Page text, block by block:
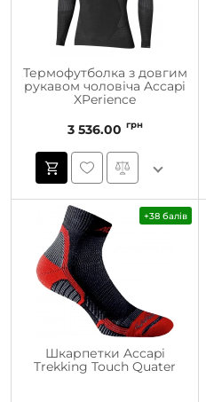
Термофутболка з довгим
рукавом чоловіча Accapi
XPerience
3 536.00 грн
+38 балів
Шкарпетки Accapi
Trekking Touch Quater